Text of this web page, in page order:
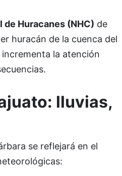
de Huracanes (NHC) de
huracán de la cuenca del
la atención
lluvias,
se reflejará en el